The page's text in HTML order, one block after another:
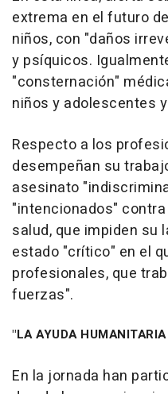
extrema en el futuro
niños, con "daños
y psíquicos.
"consternación"
niños y adolescentes
Respecto a los
desempeñan su
asesinato
"intencionados"
salud, que impiden su
estado "crítico" en el
profesionales, que
fuerzas".
"LA AYUDA
En la jornada han